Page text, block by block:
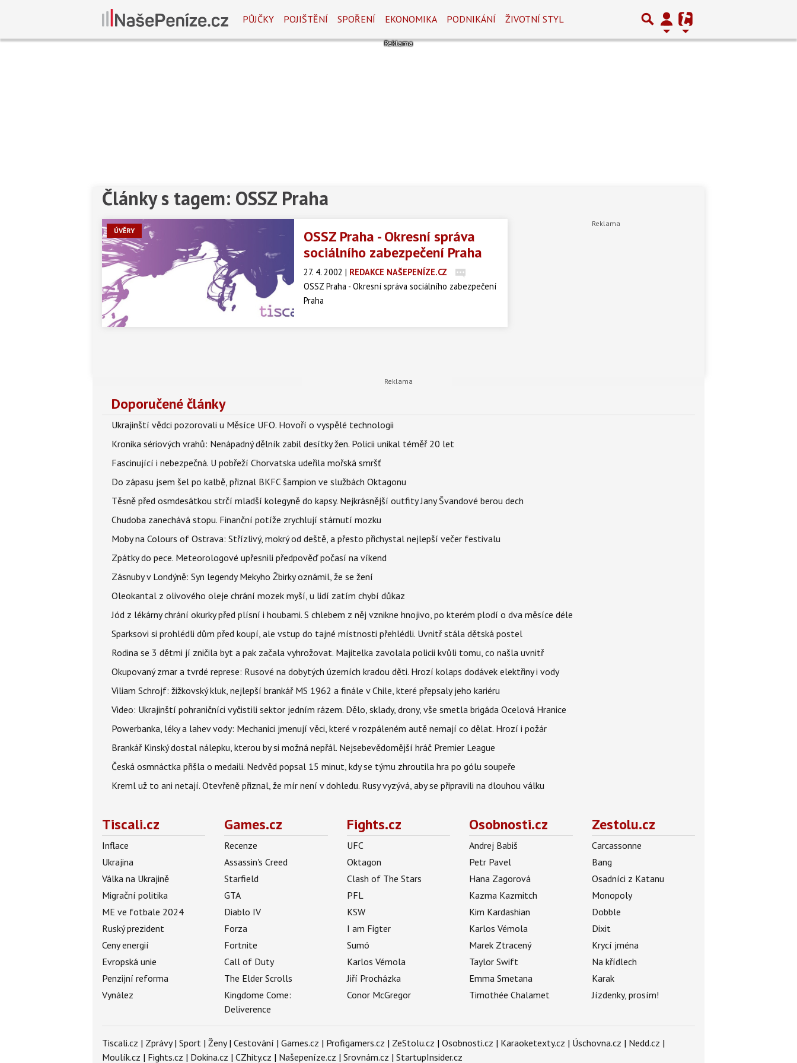
PŮJČKY POJIŠTĚNÍ SPOŘENÍ EKONOMIKA PODNIKÁNÍ ŽIVOTNÍ STYL
Články s tagem: OSSZ Praha
ÚVĚRY
OSSZ Praha - Okresní správa
sociálního zabezpečení Praha
27. 4. 2002 | REDAKCE NAŠEPENÍZE.CZ
OSSZ Praha - Okresní správa sociálního zabezpečení
Praha
Doporučené články
Ukrajinští vědci pozorovali u Měsíce UFO. Hovoří o vyspělé technologii
Kronika sériových vrahů: Nenápadný dělník zabil desítky žen. Policii unikal téměř 20 let
Fascinující i nebezpečná. U pobřeží Chorvatska udeřila mořská smršť
Do zápasu jsem šel po kalbě, přiznal BKFC šampion ve službách Oktagonu
Těsně před osmdesátkou strčí mladší kolegyně do kapsy. Nejkrásnější outfity Jany Švandové berou dech
Chudoba zanechává stopu. Finanční potíže zrychlují stárnutí mozku
Moby na Colours of Ostrava: Střízlivý, mokrý od deště, a přesto přichystal nejlepší večer festivalu
Zpátky do pece. Meteorologové upřesnili předpověď počasí na víkend
Zásnuby v Londýně: Syn legendy Mekyho Žbirky oznámil, že se žení
Oleokantal z olivového oleje chrání mozek myší, u lidí zatím chybí důkaz
Jód z lékárny chrání okurky před plísní i houbami. S chlebem z něj vznikne hnojivo, po kterém plodí o dva měsíce déle
Sparksovi si prohlédli dům před koupí, ale vstup do tajné místnosti přehlédli. Uvnitř stála dětská postel
Rodina se 3 dětmi jí zničila byt a pak začala vyhrožovat. Majitelka zavolala policii kvůli tomu, co našla uvnitř
Okupovaný zmar a tvrdé represe: Rusové na dobytých územích kradou děti. Hrozí kolaps dodávek elektřiny i vody
Viliam Schrojf: žižkovský kluk, nejlepší brankář MS 1962 a finále v Chile, které přepsaly jeho kariéru
Video: Ukrajinští pohraničníci vyčistili sektor jedním rázem. Dělo, sklady, drony, vše smetla brigáda Ocelová Hranice
Powerbanka, léky a lahev vody: Mechanici jmenují věci, které v rozpáleném autě nemají co dělat. Hrozí i požár
Brankář Kinský dostal nálepku, kterou by si možná nepřál. Nejsebevědomější hráč Premier League
Česká osmnáctka přišla o medaili. Nedvěd popsal 15 minut, kdy se týmu zhroutila hra po gólu soupeře
Kreml už to ani netají. Otevřeně přiznal, že mír není v dohledu. Rusy vyzývá, aby se připravili na dlouhou válku
Tiscali.cz
Inflace
Ukrajina
Válka na Ukrajině
Migrační politika
ME ve fotbale 2024
Ruský prezident
Ceny energií
Evropská unie
Penzijní reforma
Vynález
Games.cz
Recenze
Assassin's Creed
Starfield
GTA
Diablo IV
Forza
Fortnite
Call of Duty
The Elder Scrolls
Kingdome Come:
Deliverence
Fights.cz
UFC
Oktagon
Clash of The Stars
PFL
KSW
I am Figter
Sumó
Karlos Vémola
Jiří Procházka
Conor McGregor
Osobnosti.cz
Andrej Babiš
Petr Pavel
Hana Zagorová
Kazma Kazmitch
Kim Kardashian
Karlos Vémola
Marek Ztracený
Taylor Swift
Emma Smetana
Timothée Chalamet
Zestolu.cz
Carcassonne
Bang
Osadníci z Katanu
Monopoly
Dobble
Dixit
Krycí jména
Na křídlech
Karak
Jízdenky, prosím!
Tiscali.cz | Zprávy| Sport | Ženy| Cestování | Games.cz | Profigamers.cz | ZeStolu.cz | Osobnosti.cz | Karaoketexty.cz | Úschovna.cz | Nedd.cz |
Moulík.cz | Fights.cz | Dokina.cz | CZhity.cz | Našepeníze.cz | Srovnám.cz | StartupInsider.cz